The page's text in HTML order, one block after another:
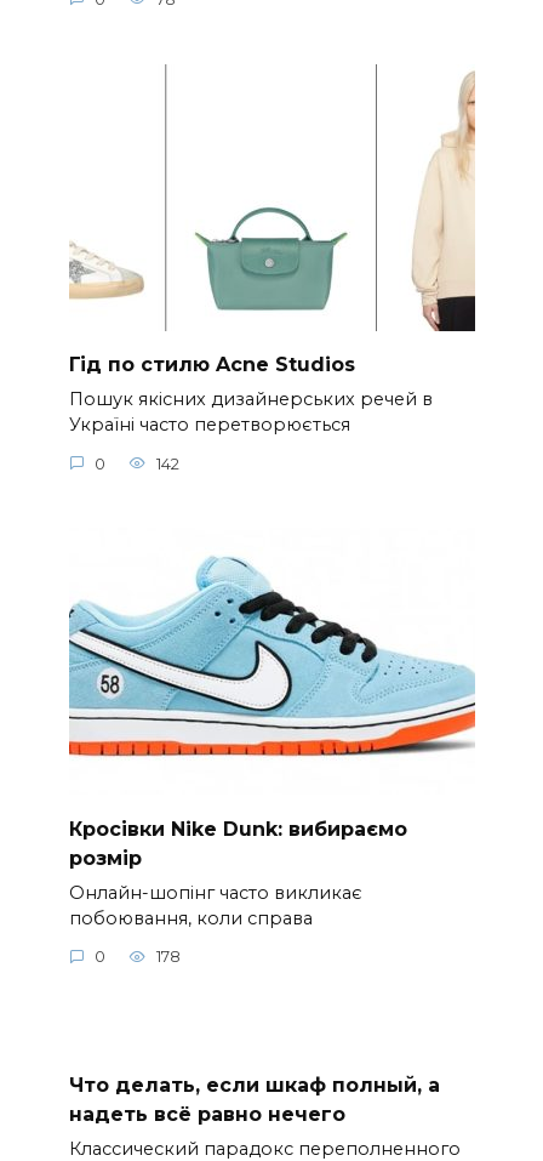
Гід по стилю Acne Studios
Пошук якісних дизайнерських речей в
Україні часто перетворюється
0 142
Кросівки Nike Dunk: вибираємо
розмір
Онлайн-шопінг часто викликає
побоювання, коли справа
0 178
Что делать, если шкаф полный, а
надеть всё равно нечего
Классический парадокс переполненного